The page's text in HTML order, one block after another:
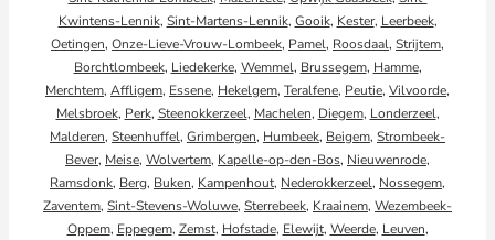
Kwintens-Lennik, Sint-Martens-Lennik, Gooik, Kester, Leerbeek,
Oetingen, Onze-Lieve-Vrouw-Lombeek, Pamel, Roosdaal, Strijtem,
Borchtlombeek, Liedekerke, Wemmel, Brussegem, Hamme,
Merchtem, Affligem, Essene, Hekelgem, Teralfene, Peutie, Vilvoorde,
Melsbroek, Perk, Steenokkerzeel, Machelen, Diegem, Londerzeel,
Malderen, Steenhuffel, Grimbergen, Humbeek, Beigem, Strombeek-
Bever, Meise, Wolvertem, Kapelle-op-den-Bos, Nieuwenrode,
Ramsdonk, Berg, Buken, Kampenhout, Nederokkerzeel, Nossegem,
Zaventem, Sint-Stevens-Woluwe, Sterrebeek, Kraainem, Wezembeek-
Oppem, Eppegem, Zemst, Hofstade, Elewijt, Weerde, Leuven,